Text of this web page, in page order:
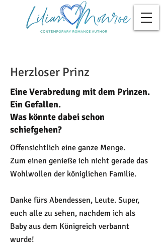
Herzloser Prinz
Eine Verabredung mit dem Prinzen.
Ein Gefallen.
Was könnte dabei schon
schiefgehen?
Offensichtlich eine ganze Menge.
Zum einen genieße ich nicht gerade das
Wohlwollen der königlichen Familie.
Danke fürs Abendessen, Leute. Super,
euch alle zu sehen, nachdem ich als
Baby aus dem Königreich verbannt
wurde!